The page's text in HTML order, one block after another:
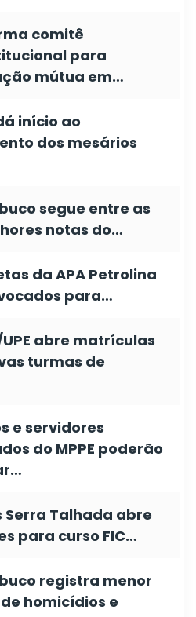
comitê
para
mútua em…
início ao
dos mesários
segue entre as
notas do…
da APA Petrolina
para…
abre matrículas
turmas de
e servidores
do MPPE poderão
Serra Talhada abre
para curso FIC…
registra menor
homicídios e